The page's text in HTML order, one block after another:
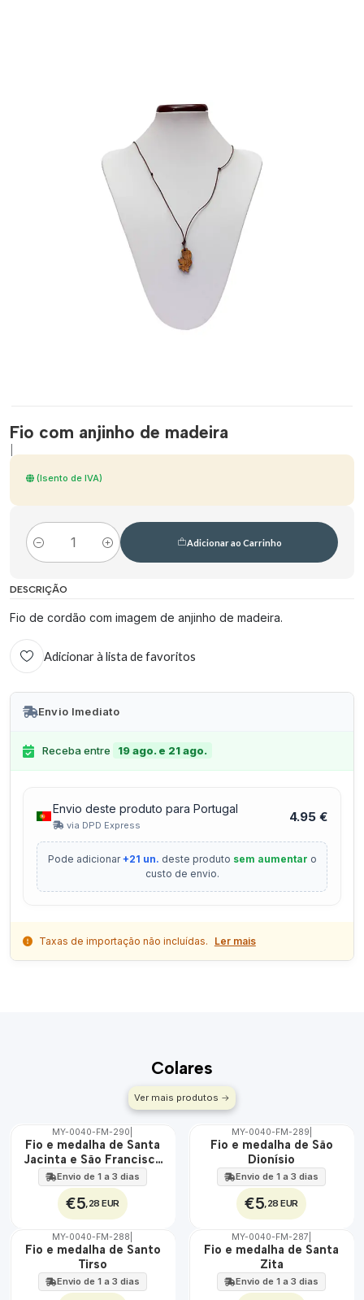
Fio com anjinho de madeira
(Isento de IVA)
Quantidade
Adicionar ao Carrinho
DESCRIÇÃO
Fio de cordão com imagem de anjinho de madeira.
Adicionar à lista de favoritos
Envio Imediato
Receba entre 19 ago. e 21 ago.
Envio deste produto para Portugal
via DPD Express
4.95 €
Pode adicionar+21 un. deste produto sem aumentar o
custo de envio.
Taxas de importação não incluídas. Ler mais
Colares
Ver mais produtos
ÁGUA
MY-0040-FM-290
Fio e medalha de Santa
Jacinta e São Francisco
Marto
Envio de 1 a 3 dias
€5 ,28 EUR
ÁGUA
MY-0040-FM-289
Fio e medalha de São
Dionísio
Envio de 1 a 3 dias
€5 ,28 EUR
ÁGUA
MY-0040-FM-288
Fio e medalha de Santo
Tirso
Envio de 1 a 3 dias
ÁGUA
MY-0040-FM-287
Fio e medalha de Santa
Zita
Envio de 1 a 3 dias